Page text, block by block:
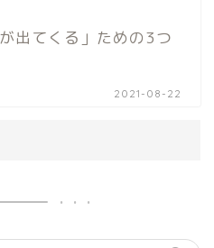
出てくる」ための3つ
2021-08-22